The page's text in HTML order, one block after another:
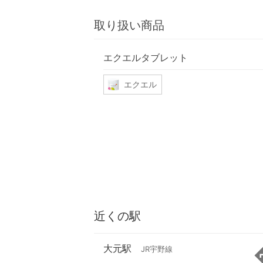
取り扱い商品
エクエルタブレット
エクエル
近くの駅
大元駅 JR宇野線